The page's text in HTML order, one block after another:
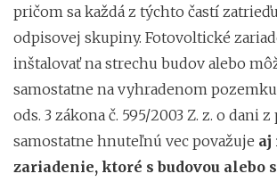
pričom sa každá z týchto častí
odpisovej skupiny. Fotovoltické
inštalovať na strechu budov alebo
samostatne na vyhradenom
ods. 3 zákona č. 595/2003 Z. z. o dani
samostatne hnuteľnú vec považuje aj
zariadenie, ktoré s budovou alebo